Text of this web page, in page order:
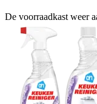
De voorraadkast weer